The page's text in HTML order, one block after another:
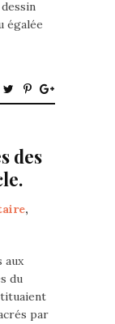
égalée
des
,
aux
du
par